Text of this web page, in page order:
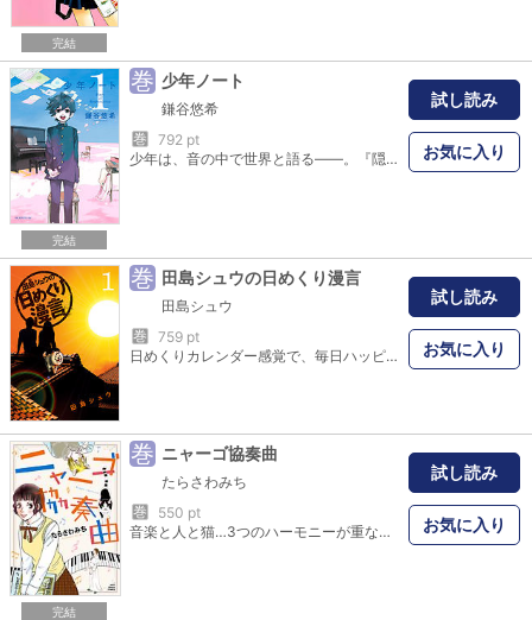
完結
完結
巻 少年ノート
鎌谷悠希
巻
792 pt
少年は、音の中で世界と語る――。『隠（なばり）の王』鎌谷悠希の新作は、合唱群像！天使の歌声“ボーイソプラノ”を持つ少年・蒼井由多香（あおい・ゆたか）。音に対して繊細で感受性豊かな彼は、中学校入学と同時に合唱部に入部。ゆたかの声に触発されて、部員たちはコンクールの金賞を目指す――。「学校」という舞台で少年少女が紡ぎだす、失われゆく日々のハーモニー。
試し読み
お気に入り
巻 田島シュウの日めくり漫言
田島シュウ
巻
759 pt
日めくりカレンダー感覚で、毎日ハッピー！ 毎日1ページでサクッと前向き気分！ 疲れた心を潤す、気分晴れ晴れオアシス系ギャグ！ 雑種犬のザツオ、心優しい悪魔、 サングラスの小学生・たか子に、嫉妬深いTシャツくん、 そして仏の仏田くん… 愛嬌バツグンの個性派キャラたちが贈る、 哀愁と笑いの傑作ハーモニー！！ 人生の機微が詰まった、じ～んと染み入る面白さ！ 読めば読むほどクセになります！ コミック配信サイト「やわらかスピリッツ」で毎日カラー更新！ 閲覧数急上昇中の大注目作が単行本化！！
試し読み
お気に入り
完結
巻 ニャーゴ協奏曲
たらさわみち
巻
550 pt
音楽と人と猫…3つのハーモニーが重なったときに生まれる暖かい物語がオムニバス形式で描かれてます!癒されるヒューマンストーリー!
試し読み
お気に入り